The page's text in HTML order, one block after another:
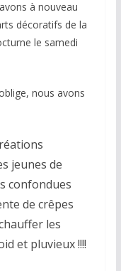
à nouveau
décoratifs de la
le samedi
nous avons
jeunes de
confondues
de crêpes
les
et pluvieux !!!!